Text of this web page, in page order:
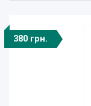
380 грн.